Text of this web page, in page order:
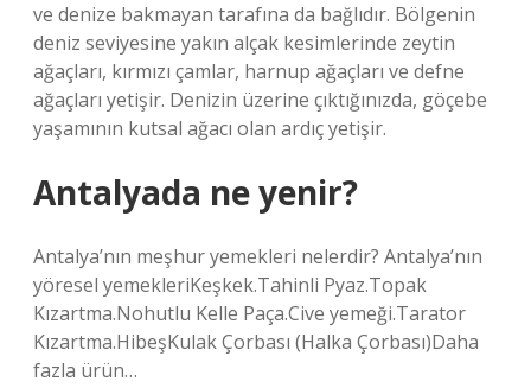
ve denize bakmayan tarafına da bağlıdır. Bölgenin
deniz seviyesine yakın alçak kesimlerinde zeytin
ağaçları, kırmızı çamlar, harnup ağaçları ve defne
ağaçları yetişir. Denizin üzerine çıktığınızda, göçebe
yaşamının kutsal ağacı olan ardıç yetişir.
Antalyada ne yenir?
Antalya’nın meşhur yemekleri nelerdir? Antalya’nın
yöresel yemekleriKeşkek.Tahinli Pyaz.Topak
Kızartma.Nohutlu Kelle Paça.Cive yemeği.Tarator
Kızartma.HibeşKulak Çorbası (Halka Çorbası)Daha
fazla ürün…